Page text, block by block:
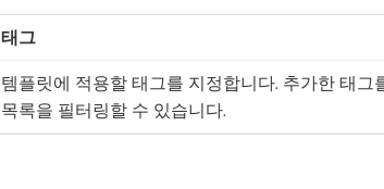
태그
템플릿에 적용할 태그를 지정합니다. 추가한 태그
목록을 필터링할 수 있습니다.